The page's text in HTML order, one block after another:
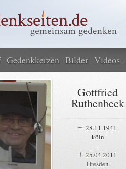
Gedenkkerzen Bilder Videos
Gottfried
Ruthenbeck
28.11.1941
köln
-
25.04.2011
Dresden